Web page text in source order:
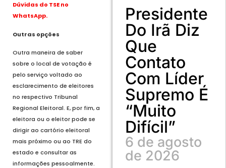
Dúvidas do TSE no
WhatsApp.
Outras opções
Outra maneira de saber
sobre o local de votação é
pelo serviço voltado ao
esclarecimento de eleitores
no respectivo Tribunal
Regional Eleitoral. E, por fim, a
eleitora ou o eleitor pode se
dirigir ao cartório eleitoral
mais próximo ou ao TRE do
estado e consultar as
informações pessoalmente.
Presidente
Do Irã Diz
Que
Contato
Com Líder
Supremo É
“muito
Difícil”
6 de agosto
de 2026